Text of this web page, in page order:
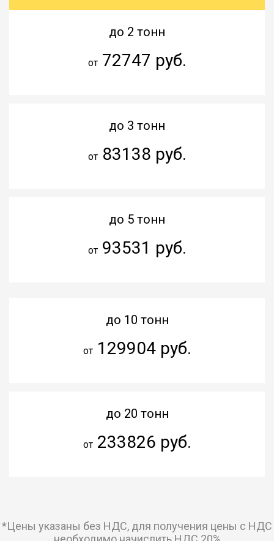
до 2 тонн
от72747 руб.
до 3 тонн
от83138 руб.
до 5 тонн
от93531 руб.
до 10 тонн
от129904 руб.
до 20 тонн
от233826 руб.
*Цены указаны без НДС, для получения цены с НДС